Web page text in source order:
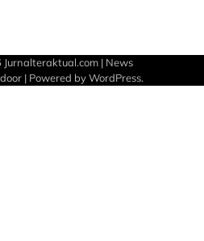
Jurnalteraktual.com | News
| Powered byWordPress.